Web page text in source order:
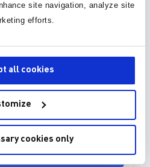
site navigation, analyze site
efforts.
all cookies
cookies only
available for this part.
it is released.
Request